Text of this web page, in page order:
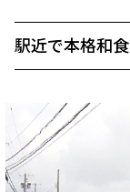
駅近で本格和